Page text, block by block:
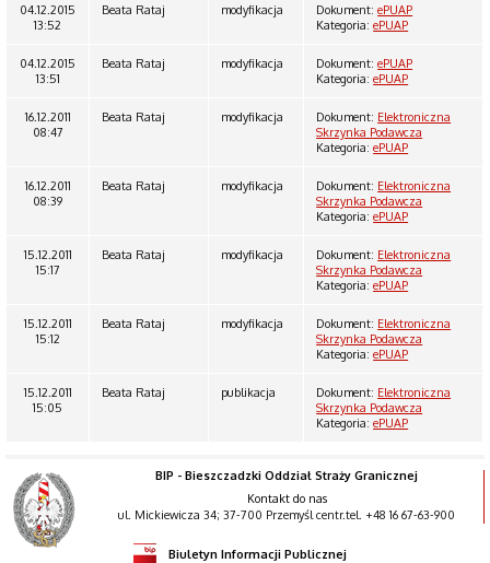
04.12.2015
13:52
Beata Rataj modyfikacja Dokument:ePUAP
Kategoria:ePUAP
04.12.2015
13:51
Beata Rataj modyfikacja Dokument:ePUAP
Kategoria:ePUAP
16.12.2011
08:47
Beata Rataj modyfikacja Dokument: Elektroniczna
Skrzynka Podawcza
Kategoria:ePUAP
16.12.2011
08:39
Beata Rataj modyfikacja Dokument: Elektroniczna
Skrzynka Podawcza
Kategoria:ePUAP
15.12.2011
15:17
Beata Rataj modyfikacja Dokument: Elektroniczna
Skrzynka Podawcza
Kategoria:ePUAP
15.12.2011
15:12
Beata Rataj modyfikacja Dokument: Elektroniczna
Skrzynka Podawcza
Kategoria:ePUAP
15.12.2011
15:05
Beata Rataj publikacja Dokument: Elektroniczna
Skrzynka Podawcza
Kategoria:ePUAP
BIP - Bieszczadzki Oddział Straży Granicznej
Kontakt do nas
ul. Mickiewicza 34; 37-700 Przemyśl centr.tel. +48 16 67-63-900
Biuletyn Informacji Publicznej